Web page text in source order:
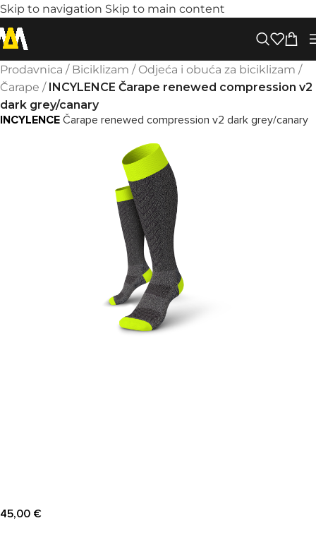
Skip to navigation Skip to main content
Prodavnica / Biciklizam / Odjeća i obuća za biciklizam /
Čarape / INCYLENCE Čarape renewed compression v2
dark grey/canary
INCYLENCE Čarape renewed compression v2 dark grey/canary
45,00 €